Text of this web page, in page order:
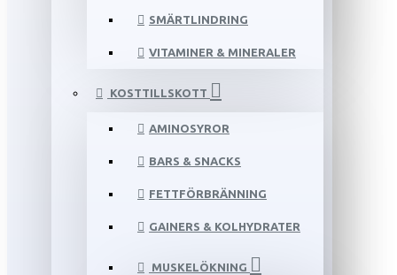
SMÄRTLINDRING
VITAMINER & MINERALER
KOSTTILLSKOTT
AMINOSYROR
BARS & SNACKS
FETTFÖRBRÄNNING
GAINERS & KOLHYDRATER
MUSKELÖKNING